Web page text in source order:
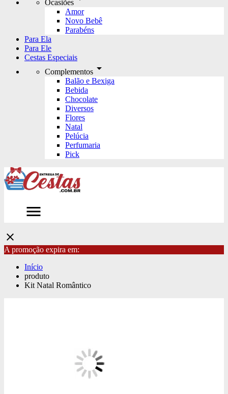
Ocasiões
Amor
Novo Bebê
Parabéns
Para Ela
Para Ele
Cestas Especiais
Complementos arrow_drop_down
Balão e Bexiga
Bebida
Chocolate
Diversos
Flores
Natal
Pelúcia
Perfumaria
Pick
menu
close
A promoção expira em:
Início
produto
Kit Natal Romântico